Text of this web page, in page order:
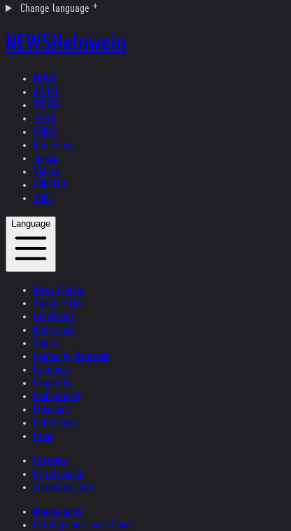
Change language
NEWSHelnwein
NEWS
ARTIST
WORKS
TEXTS
PRESS
Interviews
Topics
Videos
CONTACT
SHOP
Language
News Update
Studio + Live
Exhibitions
Interviews
Quotes
Quotes by Helnwein
Feedback
Biography
Bibliography
Museums
Collections
Films
Overview
by relevance
chronologically
Monographs
Catalogs one man shows